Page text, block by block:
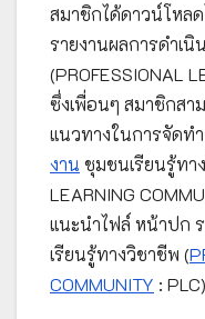
สมาชิกได้ดาวน์โหล
รายงานผลการดำเนิ
(PROFESSIONAL
ซึ่งเพื่อนๆ สมาชิกสา
แนวทางในการจัดท
งาน ชุมชนเรียนรู้ทาง
LEARNING
แนะนำไฟล์ หน้าปก
เรียนรู้ทางวิชาชีพ (
COMMUNITY :